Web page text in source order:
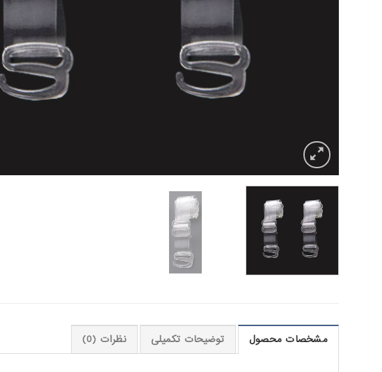
مشخصات محصول توضیحات تکمیلی نظرات (0)